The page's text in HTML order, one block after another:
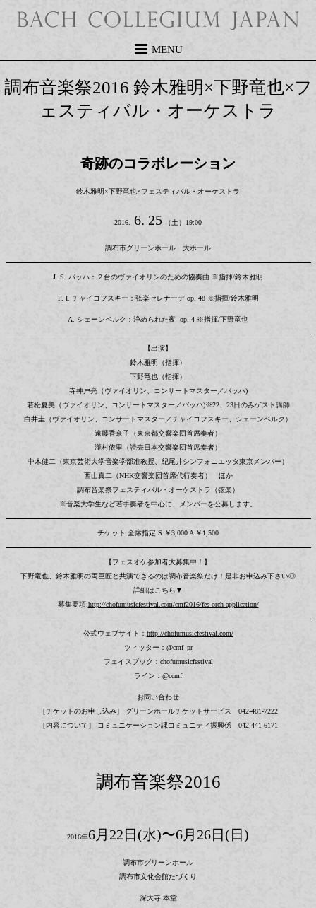
MENU
調布音楽祭2016 鈴木雅明×下野竜也×フ
ェスティバル・オーケストラ
奇跡のコラボレーション
鈴木雅明×下野竜也×フェスティバル・オーケストラ
2016. 6. 25 （土）19:00
調布市グリーンホール 大ホール
J. S. バッハ：２台のヴァイオリンのための協奏曲 ※指揮/鈴木雅明
P. I. チャイコフスキー：弦楽セレナーデ op. 48 ※指揮/鈴木雅明
A. シェーンベルク：浄められた夜 op. 4 ※指揮/下野竜也
【出演】
鈴木雅明（指揮）
下野竜也（指揮）
寺神戸亮（ヴァイオリン、コンサートマスター／バッハ)
若松夏美（ヴァイオリン、コンサートマスター／バッハ)※22、23日のみゲスト講師
白井圭（ヴァイオリン、コンサートマスター／チャイコフスキー、シェーンベルク）
遠藤香奈子（東京都交響楽団首席奏者）
瀧村依里（読売日本交響楽団首席奏者）
中木健二（東京芸術大学音楽学部准教授、紀尾井シンフォニエッタ東京メンバー）
西山真二（NHK交響楽団首席代行奏者） ほか
調布音楽祭フェスティバル・オーケストラ（弦楽）
※音楽大学生など若手奏者を中心に、メンバーを公募します。
チケット:全席指定 S ￥3,000 A ￥1,500
【フェスオケ参加者大募集中！】
下野竜也、鈴木雅明の両巨匠と共演できるのは調布音楽祭だけ！是非お申込み下さい◎
詳細はこちら▼
募集要項:http://chofumusicfestival.com/cmf2016/fes-orch-application/
公式ウェブサイト： http://chofumusicfestival.com/
ツィッター： @cmf_pr
フェイスブック： chofumusicfestival
ライン：@ccmf
お問い合わせ
［チケットのお申し込み］ グリーンホールチケットサービス 042-481-7222
［内容について］ コミュニケーション課コミュニティ振興係 042-441-6171
調布音楽祭2016
2016年6月22日(水)〜6月26日(日)
調布市グリーンホール
調布市文化会館たづくり
深大寺 本堂